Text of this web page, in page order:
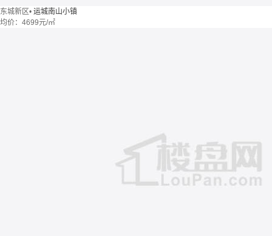
东城新区• 运城南山小镇
均价： 4699元/㎡